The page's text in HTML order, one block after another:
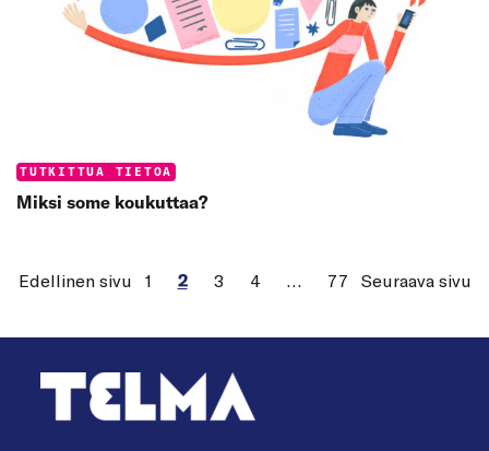
Categories:
TUTKITTUA TIETOA
Miksi some koukuttaa?
Edellinen sivu 1 2 3 4 … 77 Seuraava sivu